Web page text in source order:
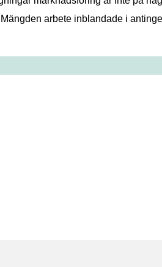
arbete inblandade i